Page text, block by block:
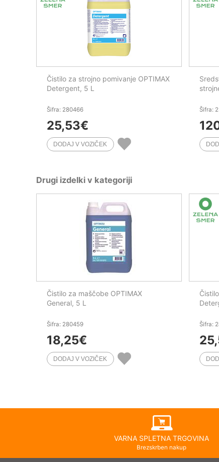
Čistilo za strojno pomivanje OPTIMAX
Detergent, 5 L
Šifra: 280466
25,53€
Šifra:
Drugi izdelki v kategoriji
Čistilo za maščobe OPTIMAX
General, 5 L
Šifra: 280459
18,25€
Šifra:
VARNA SPLETNA TRGOVINA
Brezskrben nakup